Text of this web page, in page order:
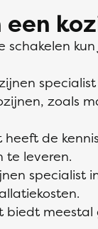
een
schakelen
zoals
de
te leveren.
specialist
biedt